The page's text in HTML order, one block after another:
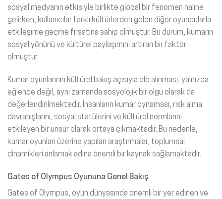
sosyal medyanın etkisiyle birlikte global bir fenomen haline
gelirken, kullanıcılar farklı kültürlerden gelen diğer oyuncularla
etkileşime geçme fırsatına sahip olmuştur. Bu durum, kumarın
sosyal yönünü ve kültürel paylaşımını artıran bir faktör
olmuştur.
Kumar oyunlarının kültürel bakış açısıyla ele alınması, yalnızca
eğlence değil, aynı zamanda sosyolojik bir olgu olarak da
değerlendirilmektedir. İnsanların kumar oynaması, risk alma
davranışlarını, sosyal statülerini ve kültürel normlarını
etkileyen bir unsur olarak ortaya çıkmaktadır. Bu nedenle,
kumar oyunları üzerine yapılan araştırmalar, toplumsal
dinamikleri anlamak adına önemli bir kaynak sağlamaktadır.
Gates of Olympus Oyununa Genel Bakış
Gates of Olympus, oyun dünyasında önemli bir yer edinen ve